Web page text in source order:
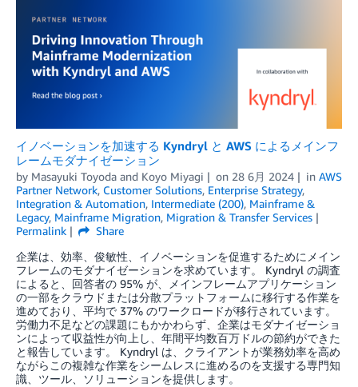
イノベーションを加速する Kyndryl と AWS によるメインフ
レームモダナイゼーション
by Masayuki Toyoda and Koyo Miyagi on 28 6月 2024 in AWS
Partner Network, Customer Solutions, Enterprise Strategy,
Integration & Automation, Intermediate (200), Mainframe &
Legacy, Mainframe Migration, Migration & Transfer Services
Permalink
Share
企業は、効率、俊敏性、イノベーションを促進するためにメイン
フレームのモダナイゼーションを求めています。 Kyndryl の調査
によると、回答者の 95% が、メインフレームアプリケーション
の一部をクラウドまたは分散プラットフォームに移行する作業を
進めており、平均で 37% のワークロードが移行されています。
労働力不足などの課題にもかかわらず、企業はモダナイゼーショ
ンによって収益性が向上し、年間平均数百万ドルの節約ができた
と報告しています。 Kyndryl は、クライアントが業務効率を高め
ながらこの複雑な作業をシームレスに進めるのを支援する専門知
識、ツール、ソリューションを提供します。